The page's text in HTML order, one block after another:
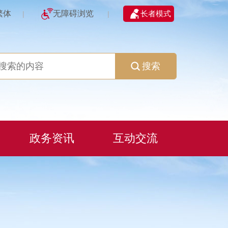
体 | 无障碍浏览 | 长者模式
搜索
政务资讯 互动交流